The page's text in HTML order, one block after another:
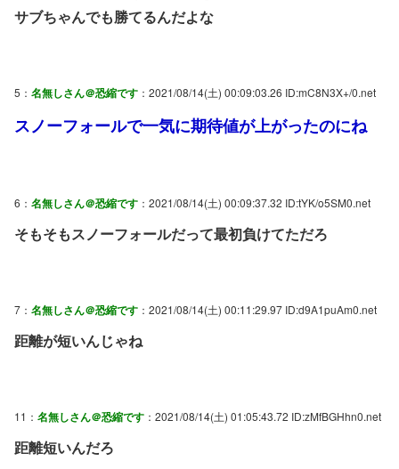
サブちゃんでも勝てるんだよな
5： 名無しさん＠恐縮です ：2021/08/14(土) 00:09:03.26 ID:mC8N3X+/0.net
スノーフォールで一気に期待値が上がったのにね
6： 名無しさん＠恐縮です ：2021/08/14(土) 00:09:37.32 ID:tYK/o5SM0.net
そもそもスノーフォールだって最初負けてただろ
7： 名無しさん＠恐縮です ：2021/08/14(土) 00:11:29.97 ID:d9A1puAm0.net
距離が短いんじゃね
11： 名無しさん＠恐縮です ：2021/08/14(土) 01:05:43.72 ID:zMfBGHhn0.net
距離短いんだろ